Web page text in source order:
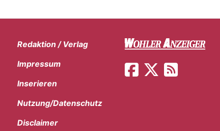
Redaktion / Verlag
Impressum
Inserieren
Nutzung/Datenschutz
Disclaimer